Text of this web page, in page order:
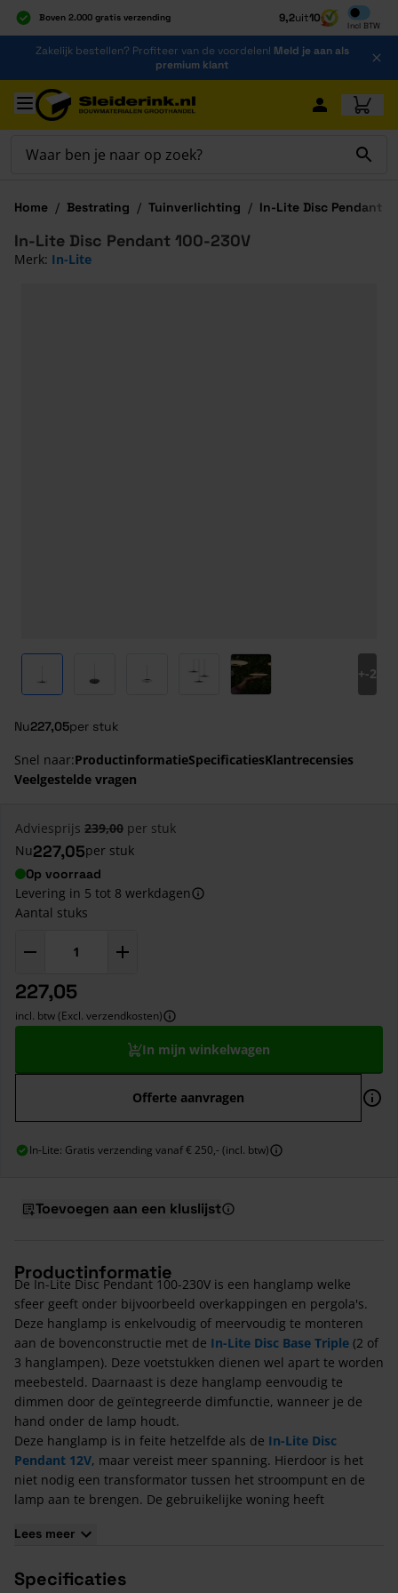
Boven 2.000 gratis verzending
Al 40 jaar dé specialist
Alles onder één dak
9,2uit10
Incl BTW
Inclusief
Ga naar de inhoud
Zakelijk bestellen? Profiteer van de voordelen! Meld je aan als
premium klant
Ga naar hoofdinhoud
Home / Bestrating / Tuinverlichting / In-Lite Disc Pendant
View larger imageView larger imageView larger image
+-2
Nu227,05per stuk
In-Lite Disc Pendant 100-230V
Merk: In-Lite
Snel naar:ProductinformatieSpecificatiesKlantrecensies
Veelgestelde vragen
Adviesprijs 239,00 per stuk
Nu227,05per stuk
Op voorraad
Levering in 5 tot 8 werkdagen
Aantal stuks
227,05
incl. btw (Excl. verzendkosten)
In mijn winkelwagen
Offerte aanvragen
In-Lite: Gratis verzending vanaf € 250,- (incl. btw)
Toevoegen aan een kluslijst
Productinformatie
De In-Lite Disc Pendant 100-230V is een hanglamp welke
sfeer geeft onder bijvoorbeeld overkappingen en pergola's.
Deze hanglamp is enkelvoudig of meervoudig te monteren
aan de bovenconstructie met de In-Lite Disc Base Triple (2 of
3 hanglampen). Deze voetstukken dienen wel apart te worden
meebesteld. Daarnaast is deze hanglamp eenvoudig te
dimmen door de geïntegreerde dimfunctie, wanneer je de
hand onder de lamp houdt.
Deze hanglamp is in feite hetzelfde als de In-Lite Disc
Pendant 12V, maar vereist meer spanning. Hierdoor is het
niet nodig een transformator tussen het stroompunt en de
lamp aan te brengen. De gebruikelijke woning heeft
regelrecht op aan te sluiten is. Het nadeel hiervan is alleen
zijn dan de 12V lampen.
Lees meer
Specificaties